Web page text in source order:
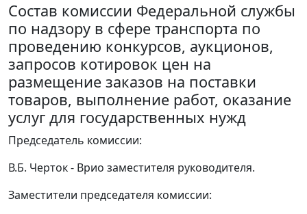
Состав комиссии Федеральной службы
по надзору в сфере транспорта по
проведению конкурсов, аукционов,
запросов котировок цен на
размещение заказов на поставки
товаров, выполнение работ, оказание
услуг для государственных нужд
Председатель комиссии:
В.Б. Черток - Врио заместителя руководителя.
Заместители председателя комиссии: